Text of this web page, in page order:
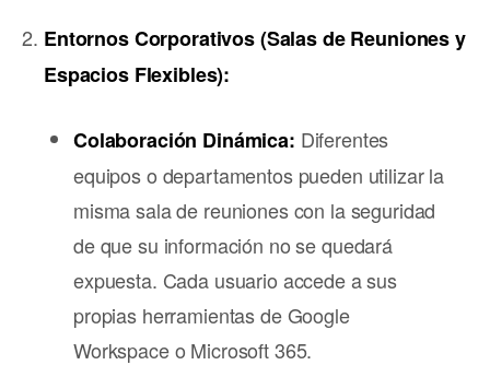
Entornos Corporativos (Salas de Reuniones y
Espacios Flexibles):
Colaboración Dinámica: Diferentes
equipos o departamentos pueden utilizar la
misma sala de reuniones con la seguridad
de que su información no se quedará
expuesta. Cada usuario accede a sus
propias herramientas de Google
Workspace o Microsoft 365.